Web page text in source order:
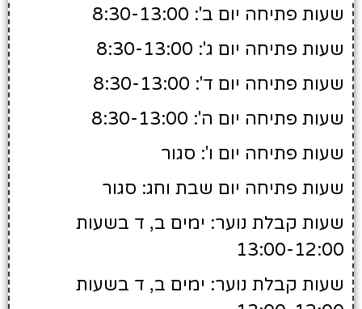
שעות פתיחה יום ב': 8:30-13:00
שעות פתיחה יום ג': 8:30-13:00
שעות פתיחה יום ד': 8:30-13:00
שעות פתיחה יום ה': 8:30-13:00
שעות פתיחה יום ו': סגור
שעות פתיחה יום שבת וחג: סגור
שעות קבלת נוער: ימים ב, ד בשעות
13:00-12:00
שעות קבלת נוער: ימים ב, ד בשעות